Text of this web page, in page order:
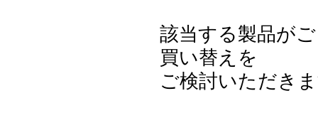
該当する製品が
買い替えを
ご検討いただき